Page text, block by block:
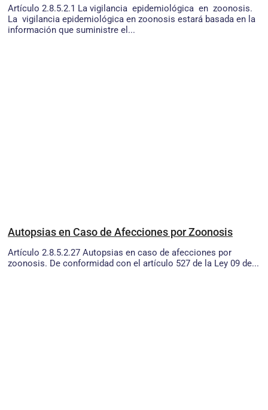
Artículo 2.8.5.2.1 La vigilancia epidemiológica en zoonosis.
La vigilancia epidemiológica en zoonosis estará basada en la
información que suministre el...
Autopsias en Caso de Afecciones por Zoonosis
Artículo 2.8.5.2.27 Autopsias en caso de afecciones por
zoonosis. De conformidad con el artículo 527 de la Ley 09 de...